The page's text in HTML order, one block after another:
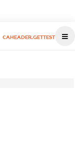
CAHEADER.GETTEST